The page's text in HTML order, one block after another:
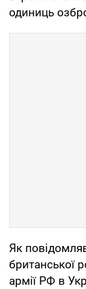
одиниць
Як
британської
армії РФ в